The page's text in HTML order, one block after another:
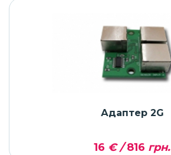
Адаптер 2G
16 € /816 грн.